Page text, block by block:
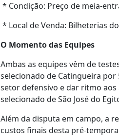
* Condição: Preço de meia-
* Local de Venda: Bilheterias
O Momento das Equipes
Ambas as equipes vêm de
selecionado de Catingueira
setor defensivo e dar ritmo
selecionado de São José do
Além da disputa em campo, a
custos finais desta pré-